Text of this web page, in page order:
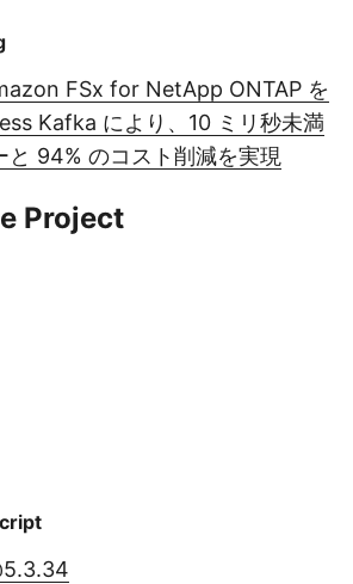
FSx for NetApp ONTAP を
Kafka により、10 ミリ秒未満
と 94% のコスト削減を実現
Project